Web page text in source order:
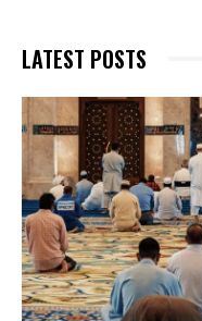
LATEST POSTS